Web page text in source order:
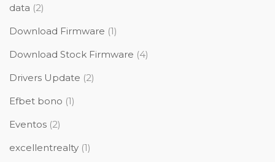
data (2)
Download Firmware (1)
Download Stock Firmware (4)
Drivers Update (2)
Efbet bono (1)
Eventos (2)
excellentrealty (1)